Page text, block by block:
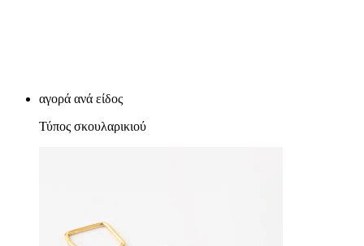
αγορά ανά είδος
Τύπος σκουλαρικιού